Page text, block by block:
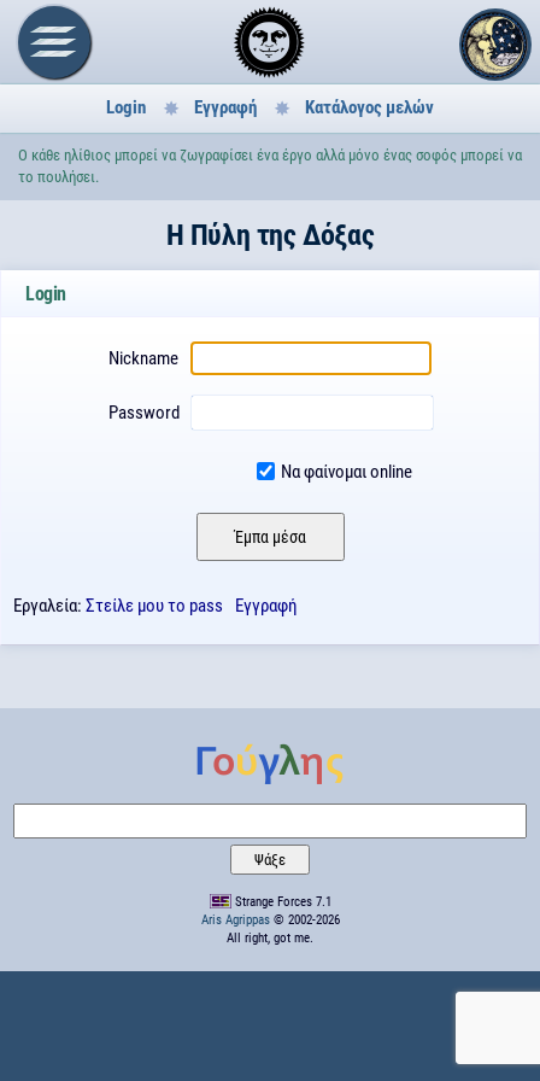
Login Εγγραφή Κατάλογος μελών
Ο κάθε ηλίθιος μπορεί να ζωγραφίσει ένα έργο αλλά μόνο ένας σοφός μπορεί να
το πουλήσει.
H Πύλη της Δόξας
Login
Nickname
Password
Να φαίνομαι online
Εργαλεία: Στείλε μου το pass Εγγραφή
Strange Forces 7.1
Aris Agrippas© 2002-2026
All right, got me.